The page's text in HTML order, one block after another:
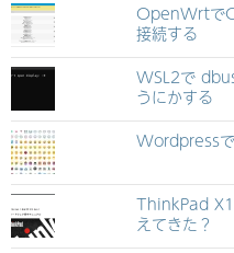
OpenWrtで
接続する
WSL2で
うにかする
Wordpress
ThinkPad
えてきた？